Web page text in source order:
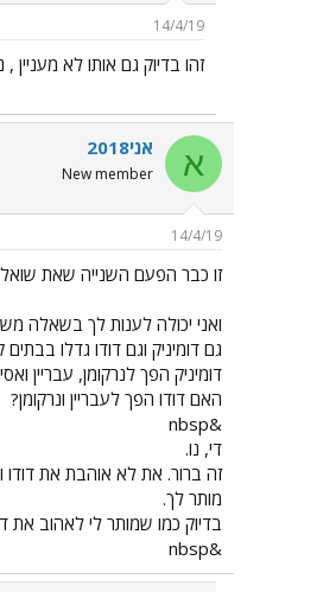
14/4/19
זהו בדיוק גם אותו לא מעניין ,
א אני2018
New member
14/4/19
זו כבר הפעם השנייה שאת
ואני יכולה לענות לך בשאלה
גם דומיניק וגם דודו גדלו
דומיניק הפך לנרקומן, עבריין
האם דודו הפך לעבריין ונרקומן?
&nbsp
די, נו.
זה ברור. את לא אוהבת את דודו
מותר לך.
בדיוק כמו שמותר לי לאהוב את
&nbsp